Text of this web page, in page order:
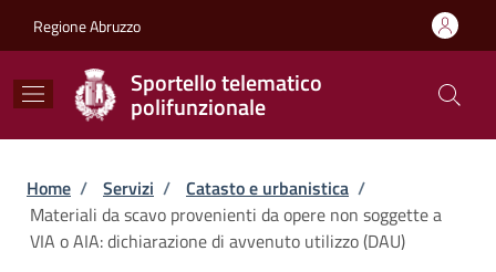
Regione Abruzzo
Sportello telematico
polifunzionale
Briciole di pane
Home / Servizi / Catasto e urbanistica /
Materiali da scavo provenienti da opere non soggette a
VIA o AIA: dichiarazione di avvenuto utilizzo (DAU)